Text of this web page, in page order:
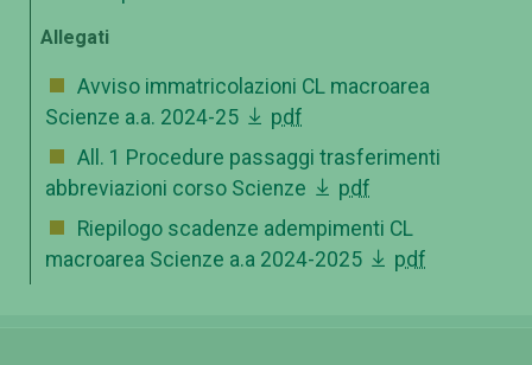
Allegati
Avviso immatricolazioni CL macroarea
Scienze a.a. 2024-25
pdf
All. 1 Procedure passaggi trasferimenti
abbreviazioni corso Scienze
pdf
Riepilogo scadenze adempimenti CL
macroarea Scienze a.a 2024-2025
pdf